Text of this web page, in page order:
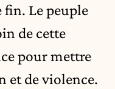
fin. Le peuple
de cette
pour mettre
et de violence.